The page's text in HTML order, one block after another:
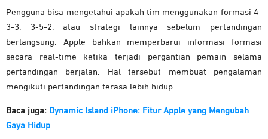
Pengguna bisa mengetahui apakah tim menggunakan formasi 4-
3-3, 3-5-2, atau strategi lainnya sebelum pertandingan
berlangsung. Apple bahkan memperbarui informasi formasi
secara real-time ketika terjadi pergantian pemain selama
pertandingan berjalan. Hal tersebut membuat pengalaman
mengikuti pertandingan terasa lebih hidup.
Baca juga: Dynamic Island iPhone: Fitur Apple yang Mengubah
Gaya Hidup